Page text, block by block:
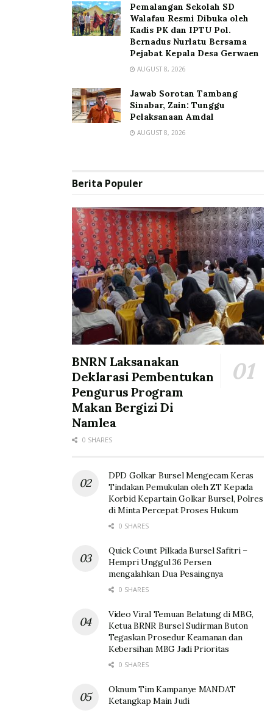
Pemalangan Sekolah SD
Walafau Resmi Dibuka oleh
Kadis PK dan IPTU Pol.
Bernadus Nurlatu Bersama
Pejabat Kepala Desa Gerwaen
AUGUST 8, 2026
Jawab Sorotan Tambang
Sinabar, Zain: Tunggu
Pelaksanaan Amdal
AUGUST 8, 2026
Berita Populer
BNRN Laksanakan
Deklarasi Pembentukan
Pengurus Program
Makan Bergizi Di
Namlea
0 SHARES
DPD Golkar Bursel Mengecam Keras
Tindakan Pemukulan oleh ZT Kepada
Korbid Kepartain Golkar Bursel, Polres
di Minta Percepat Proses Hukum
0 SHARES
Quick Count Pilkada Bursel Safitri –
Hempri Unggul 36 Persen
mengalahkan Dua Pesaingnya
0 SHARES
Video Viral Temuan Belatung di MBG,
Ketua BRNR Bursel Sudirman Buton
Tegaskan Prosedur Keamanan dan
Kebersihan MBG Jadi Prioritas
0 SHARES
Oknum Tim Kampanye MANDAT
Ketangkap Main Judi